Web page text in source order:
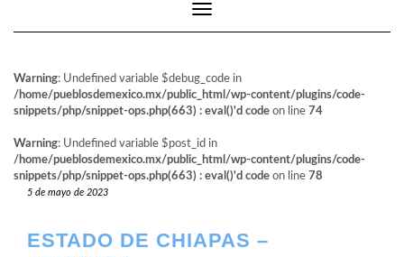
Cambiar modo de navegación
Warning: Undefined variable $debug_code in
/home/pueblosdemexico.mx/public_html/wp-content/plugins/code-
snippets/php/snippet-ops.php(663) : eval()'d code on line 74
Warning: Undefined variable $post_id in
/home/pueblosdemexico.mx/public_html/wp-content/plugins/code-
snippets/php/snippet-ops.php(663) : eval()'d code on line 78
5 de mayo de 2023
ESTADO DE CHIAPAS –